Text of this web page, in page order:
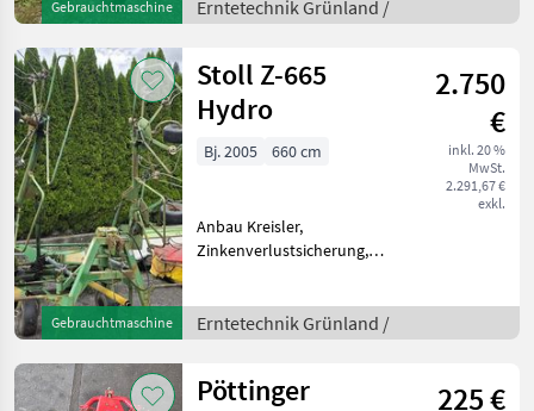
Gebrauchtmaschine
Ausführung * Gelenkwelle *
mechanisc
Erntetechnik Grünland /
Gebrauchtmaschine
Stoll Z-665
Hydro
2.750
€
inkl. 20 %
MwSt.
2.291,67 €
exkl.
Bj. 2005 660 cm
Anbau Kreisler,
Zinkenverlustsicherung,
Schutzbügel serienmäßige
Ausführung * Typ 6209009 *
Oberlenkerbol
Erntetechnik Grünland /
Pöttinger
225 €